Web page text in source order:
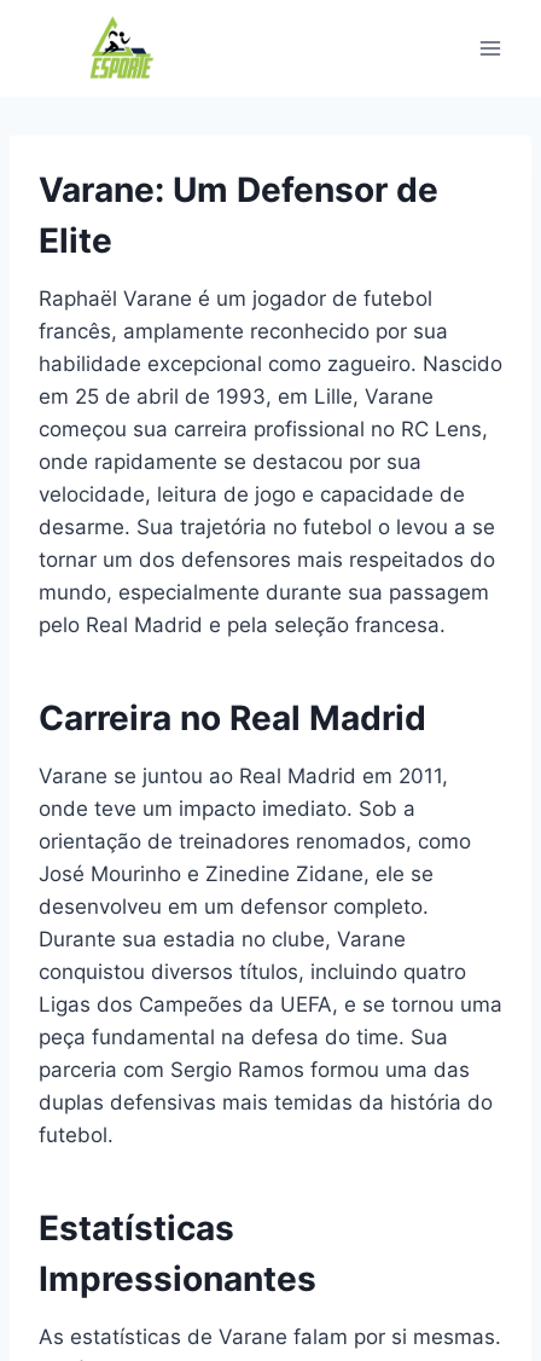
Varane: Um Defensor de
Elite
Raphaël Varane é um jogador de futebol
francês, amplamente reconhecido por sua
habilidade excepcional como zagueiro. Nascido
em 25 de abril de 1993, em Lille, Varane
começou sua carreira profissional no RC Lens,
onde rapidamente se destacou por sua
velocidade, leitura de jogo e capacidade de
desarme. Sua trajetória no futebol o levou a se
tornar um dos defensores mais respeitados do
mundo, especialmente durante sua passagem
pelo Real Madrid e pela seleção francesa.
Carreira no Real Madrid
Varane se juntou ao Real Madrid em 2011,
onde teve um impacto imediato. Sob a
orientação de treinadores renomados, como
José Mourinho e Zinedine Zidane, ele se
desenvolveu em um defensor completo.
Durante sua estadia no clube, Varane
conquistou diversos títulos, incluindo quatro
Ligas dos Campeões da UEFA, e se tornou uma
peça fundamental na defesa do time. Sua
parceria com Sergio Ramos formou uma das
duplas defensivas mais temidas da história do
futebol.
Estatísticas
Impressionantes
As estatísticas de Varane falam por si mesmas.